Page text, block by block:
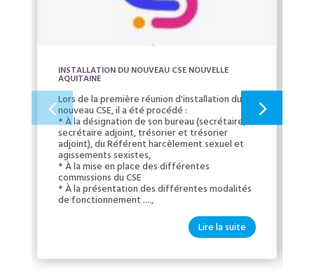
INSTALLATION DU NOUVEAU CSE NOUVELLE
AQUITAINE
Lors de la première réunion d'installation du
nouveau CSE, il a été procédé :
* À la désignation de son bureau (secrétaire,
secrétaire adjoint, trésorier et trésorier
adjoint), du Référent harcèlement sexuel et
agissements sexistes,
* À la mise en place des différentes
commissions du CSE
* À la présentation des différentes modalités
de fonctionnement ....,
Lire la suite